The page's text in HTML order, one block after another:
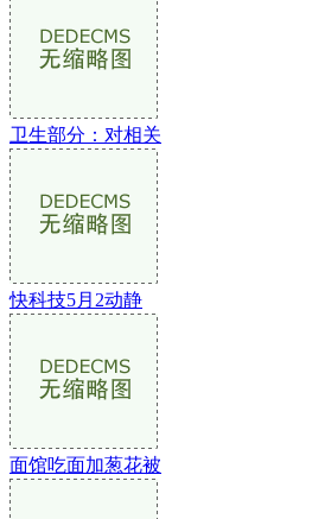
卫生部分：对相关
快科技5月2动静
面馆吃面加葱花被